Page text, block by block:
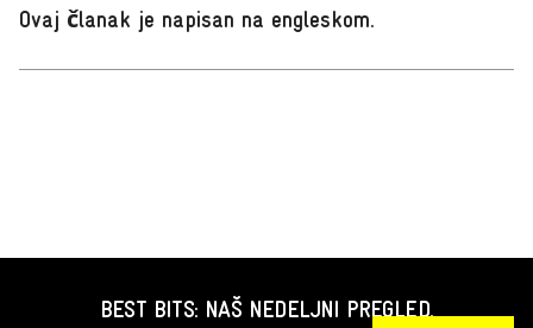
Ovaj članak je napisan na engleskom.
BEST BITS: NAŠ NEDELJNI PREGLED.